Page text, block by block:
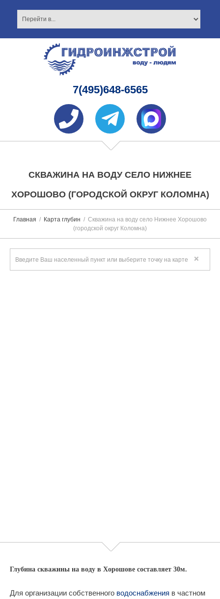
7(495)648-6565
СКВАЖИНА НА ВОДУ СЕЛО НИЖНЕЕ
ХОРОШОВО (ГОРОДСКОЙ ОКРУГ КОЛОМНА)
Главная Карта глубин
Скважина на воду село Нижнее Хорошово
(городской округ Коломна)
Глубина скважины на воду в Хорошове составляет 30м.
Для организации собственного водоснабжения в частном